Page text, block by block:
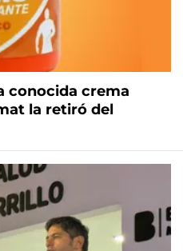
conocida crema
la retiró del